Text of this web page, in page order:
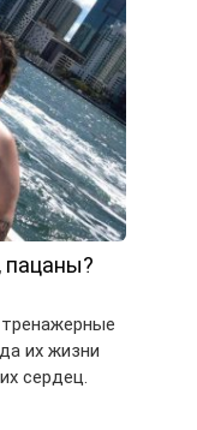
пацаны?
их жизни
сердец.